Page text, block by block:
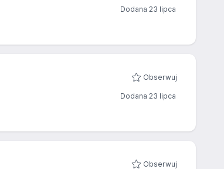
Dodana 23 lipca
Obserwuj
Dodana 23 lipca
Obserwuj